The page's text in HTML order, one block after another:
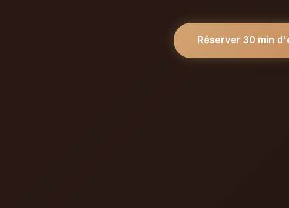
Réserver 30 min